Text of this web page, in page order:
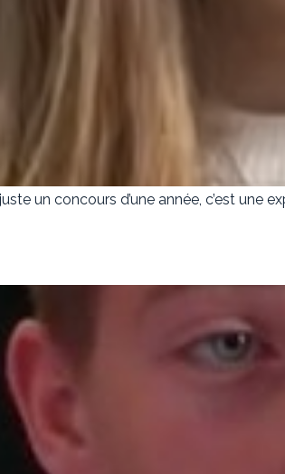
un concours d’une année, c’est